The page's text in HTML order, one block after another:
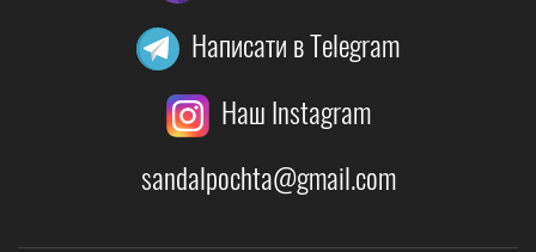
Написати в Telegram
Наш Instagram
sandalpochta@gmail.com